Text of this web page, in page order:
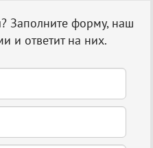
Заполните форму, наш
и ответит на них.